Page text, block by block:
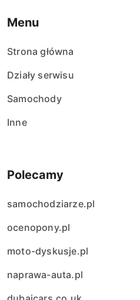
Menu
Strona główna
Działy serwisu
Samochody
Inne
Polecamy
samochodziarze.pl
ocenopony.pl
moto-dyskusje.pl
naprawa-auta.pl